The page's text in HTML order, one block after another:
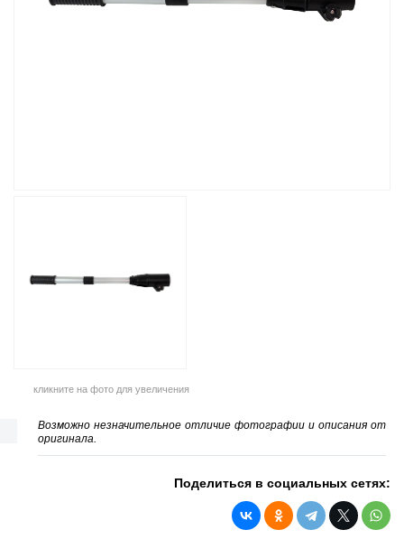
кликните на фото для увеличения
Возможно незначительное отличие фотографии и описания от
оригинала.
Поделиться в социальных сетях: